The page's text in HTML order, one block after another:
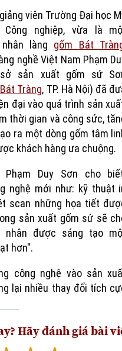
viên Trường Đại học
Công nghiệp, vừa là
làng gốm Bát
nghề Việt Nam Phạm
sản xuất gốm sứ
Tràng, TP. Hà Nội) đã
đại vào quá trình sản
thời gian và công sức,
ra một dòng gốm tâm
khách hàng ưa chuộng.
Phạm Duy Sơn cho
nghệ mới như: kỹ thuật
scan những họa tiết
sản xuất gốm sứ sẽ
nhân được sáng tạo
hơn".
công nghệ vào sản
lại nhiều thay đổi tích
Hãy đánh giá bài